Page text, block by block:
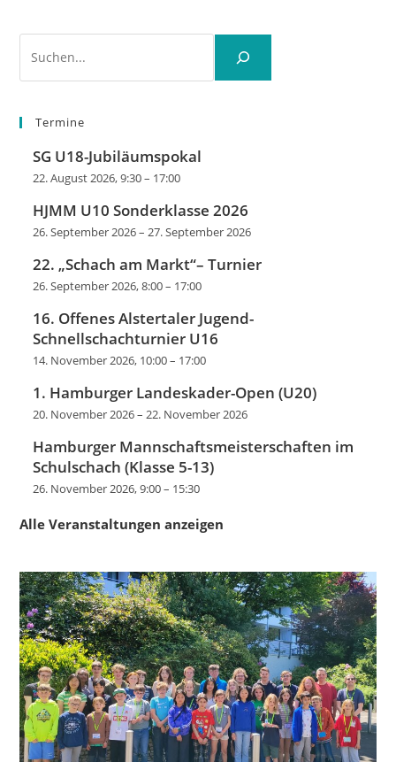
Termine
SG U18-Jubiläumspokal
22. August 2026, 9:30– 17:00
HJMM U10 Sonderklasse 2026
26. September 2026–27. September 2026
22. „Schach am Markt“– Turnier
26. September 2026, 8:00– 17:00
16. Offenes Alstertaler Jugend-
Schnellschachturnier U16
14. November 2026, 10:00– 17:00
1. Hamburger Landeskader-Open (U20)
20. November 2026–22. November 2026
Hamburger Mannschaftsmeisterschaften im
Schulschach (Klasse 5-13)
26. November 2026, 9:00– 15:30
Alle Veranstaltungen anzeigen